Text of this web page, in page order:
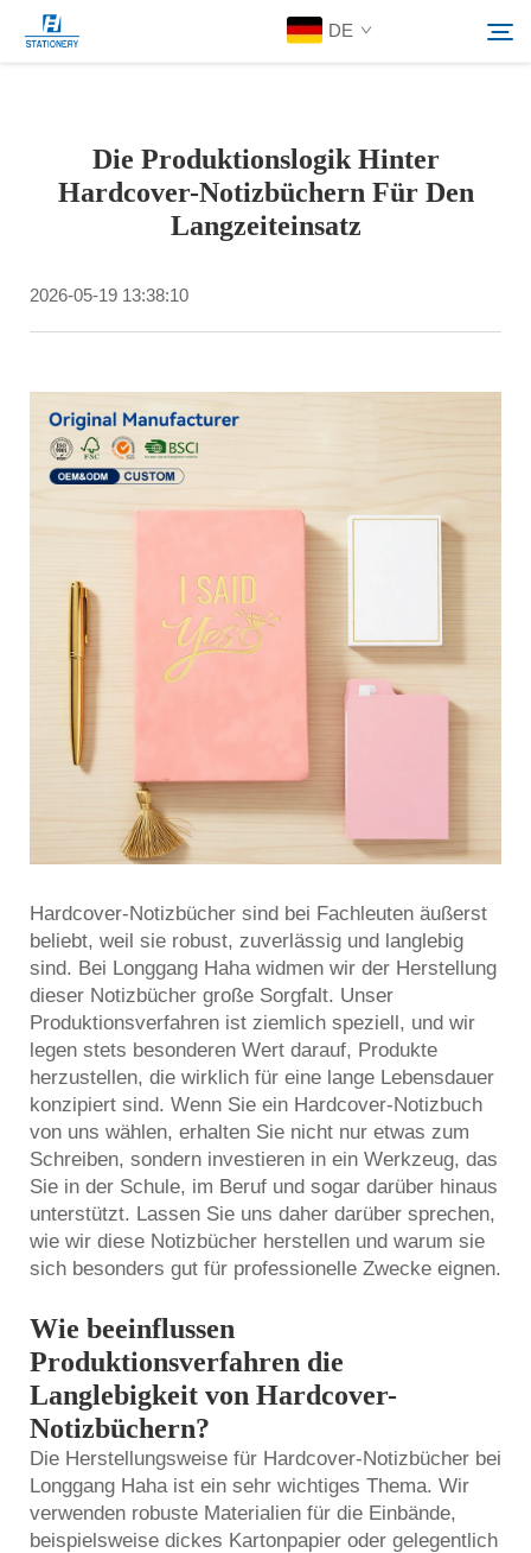
DE
Produkte
Individuelle Lösungen
Kontaktieren Sie Uns
Die Produktionslogik Hinter
Hardcover-Notizbüchern Für Den
Langzeiteinsatz
2026-05-19 13:38:10
Hardcover-Notizbücher sind bei Fachleuten äußerst
beliebt, weil sie robust, zuverlässig und langlebig
sind. Bei Longgang Haha widmen wir der Herstellung
dieser Notizbücher große Sorgfalt. Unser
Produktionsverfahren ist ziemlich speziell, und wir
legen stets besonderen Wert darauf, Produkte
herzustellen, die wirklich für eine lange Lebensdauer
konzipiert sind. Wenn Sie ein Hardcover-Notizbuch
von uns wählen, erhalten Sie nicht nur etwas zum
Schreiben, sondern investieren in ein Werkzeug, das
Sie in der Schule, im Beruf und sogar darüber hinaus
unterstützt. Lassen Sie uns daher darüber sprechen,
wie wir diese Notizbücher herstellen und warum sie
sich besonders gut für professionelle Zwecke eignen.
Wie beeinflussen
Produktionsverfahren die
Langlebigkeit von Hardcover-
Notizbüchern?
Die Herstellungsweise für Hardcover-Notizbücher bei
Longgang Haha ist ein sehr wichtiges Thema. Wir
verwenden robuste Materialien für die Einbände,
beispielsweise dickes Kartonpapier oder gelegentlich